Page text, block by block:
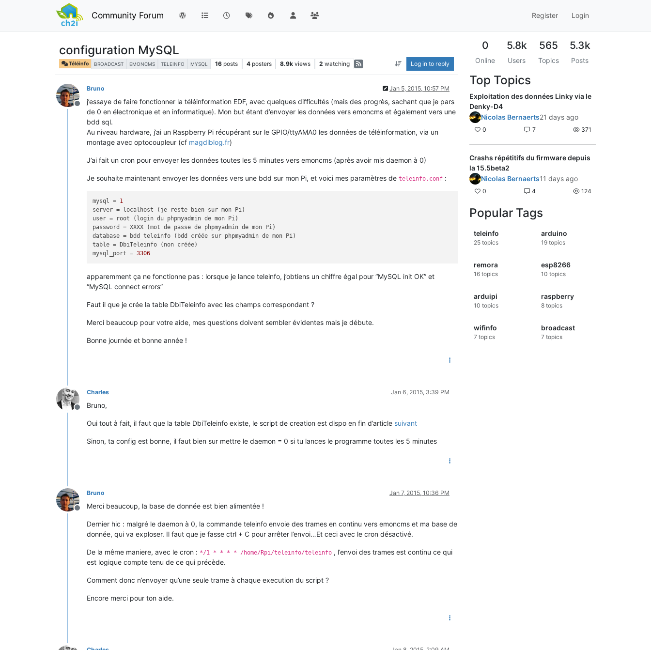
Community Forum Register Login
configuration MySQL
Téléinfo BROADCAST EMONCMS TELEINFO MYSQL 16 posts 4 posters 8.9k views 2 watching Log in to reply
Offline
Bruno Jan 5, 2015, 10:57 PM
j’essaye de faire fonctionner la téléinformation EDF, avec quelques difficultés (mais des progrès, sachant que je pars
de 0 en électronique et en informatique). Mon but étant d’envoyer les données vers emoncms et également vers une
bdd sql.
Au niveau hardware, j’ai un Raspberry Pi récupérant sur le GPIO/ttyAMA0 les données de téléinformation, via un
montage avec optocoupleur (cf magdiblog.fr)
J’ai fait un cron pour envoyer les données toutes les 5 minutes vers emoncms (après avoir mis daemon à 0)
Je souhaite maintenant envoyer les données vers une bdd sur mon Pi, et voici mes paramètres de teleinfo.conf :
mysql = 1
server
user
password
database
table
mysql_port = 3306
apparemment ça ne fonctionne pas : lorsque je lance teleinfo, j’obtiens un chiffre égal pour “MySQL init OK” et
“MySQL connect errors”
Faut il que je crée la table DbiTeleinfo avec les champs correspondant ?
Merci beaucoup pour votre aide, mes questions doivent sembler évidentes mais je débute.
Bonne journée et bonne année !
Offline
Charles Jan 6, 2015, 3:39 PM
Bruno,
Oui tout à fait, il faut que la table DbiTeleinfo existe, le script de creation est dispo en fin d’article suivant
Sinon, ta config est bonne, il faut bien sur mettre le daemon = 0 si tu lances le programme toutes les 5 minutes
Offline
Bruno Jan 7, 2015, 10:36 PM
Merci beaucoup, la base de donnée est bien alimentée !
Dernier hic : malgré le daemon à 0, la commande teleinfo envoie des trames en continu vers emoncms et ma base de
donnée, qui va exploser. Il faut que je fasse ctrl + C pour arrêter l’envoi…Et ceci avec le cron désactivé.
De la même maniere, avec le cron : */1 * * * * /home/Rpi/teleinfo/teleinfo , l’envoi des trames est continu ce qui
est logique compte tenu de ce qui précède.
Comment donc n’envoyer qu’une seule trame à chaque execution du script ?
Encore merci pour ton aide.
0
Online
5.8k
Users
565
Topics
5.3k
Posts
Top Topics
Exploitation des données Linky via le
Denky-D4
Nicolas Bernaerts21 days ago
0 7 371
Crashs répétitifs du firmware depuis
la 15.5beta2
Nicolas Bernaerts11 days ago
0 4 124
Popular Tags
teleinfo
25 topics
arduino
19topics
remora
16 topics
esp8266
10 topics
arduipi
10 topics
raspberry
8topics
wifinfo
7 topics
broadcast
7 topics